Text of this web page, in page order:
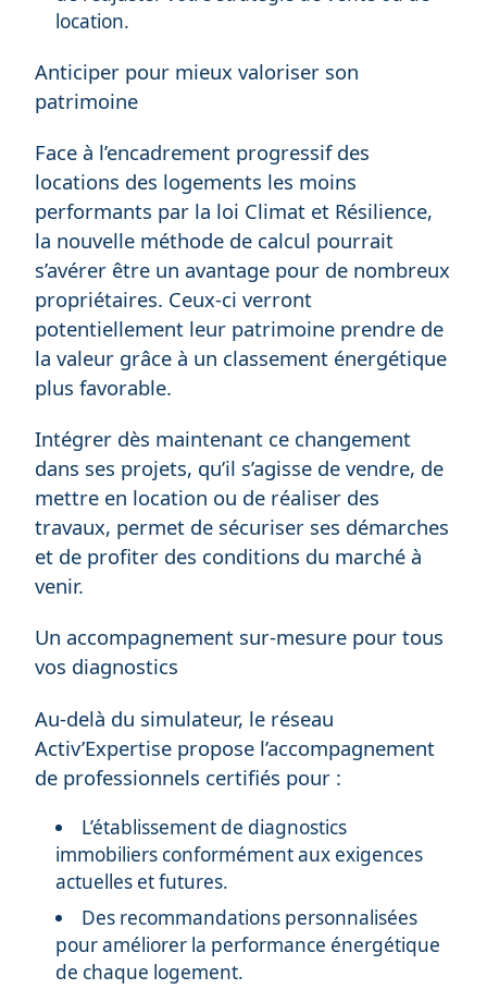
location.
Anticiper pour mieux valoriser son
patrimoine
Face à l’encadrement progressif des
locations des logements les moins
performants par la loi Climat et Résilience,
la nouvelle méthode de calcul pourrait
s’avérer être un avantage pour de nombreux
propriétaires. Ceux-ci verront
potentiellement leur patrimoine prendre de
la valeur grâce à un classement énergétique
plus favorable.
Intégrer dès maintenant ce changement
dans ses projets, qu’il s’agisse de vendre, de
mettre en location ou de réaliser des
travaux, permet de sécuriser ses démarches
et de profiter des conditions du marché à
venir.
Un accompagnement sur-mesure pour tous
vos diagnostics
Au-delà du simulateur, le réseau
Activ’Expertise propose l’accompagnement
de professionnels certifiés pour :
L’établissement de diagnostics
immobiliers conformément aux exigences
actuelles et futures.
Des recommandations personnalisées
pour améliorer la performance énergétique
de chaque logement.